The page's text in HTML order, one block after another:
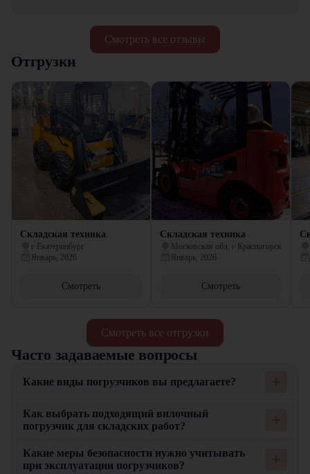
Смотреть все отзывы
Смотреть все отгрузки
Отгрузки
Складская техника
г Екатеринбург
Январь, 2026
Смотреть
Складская техника
Московская обл, г Красногорск
Январь, 2026
Смотреть
Часто задаваемые вопросы
Какие виды погрузчиков вы предлагаете?
вилочные, складские и другие виды техники. Наши
погрузчики подходят для выполнения различных задач на
предприятиях. Каждый тип погрузчика обладает
уникальными характеристиками, которые делают его
Как выбрать подходящий вилочный
погрузчик для складских работ?
учитывать грузоподъемность, высоту подъема и
маневренность техники. Вилочные погрузчики с
Какие меры безопасности нужно учитывать
при эксплуатации погрузчиков?